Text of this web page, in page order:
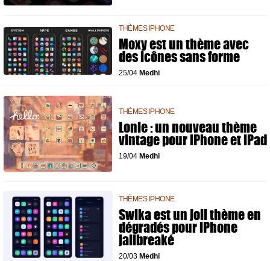
THÈMES IPHONE
Moxy est un thème avec
des icônes sans forme
25/04 Medhi
THÈMES IPHONE
Lonie : un nouveau thème
vintage pour iPhone et iPad
19/04 Medhi
THÈMES IPHONE
Swika est un joli thème en
dégradés pour iPhone
jailbreaké
20/03 Medhi